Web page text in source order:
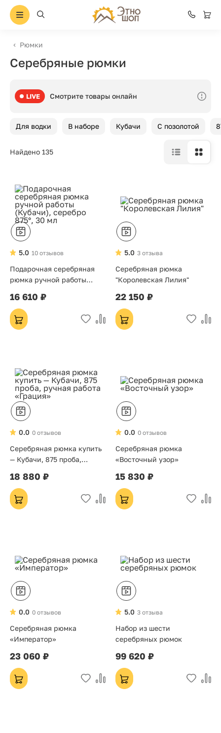
Рюмки
Серебряные рюмки
LIVE Смотрите товары онлайн
Найдено 135
Для водки В наборе Кубачи С позолотой
10 отзывов
5.0
Подарочная серебряная
рюмка ручной работы
мл
16 610 ₽
3 отзыва
5.0
Серебряная рюмка
"Королевская Лилия"
22 150 ₽
0 отзывов
0.0
Серебряная рюмка купить
— Кубачи, 875 проба,
18 880 ₽
0 отзывов
0.0
Серебряная рюмка
«Восточный узор»
15 830 ₽
0 отзывов
0.0
Серебряная рюмка
«Император»
23 060 ₽
3 отзыва
5.0
Набор из шести
серебряных рюмок
99 620 ₽